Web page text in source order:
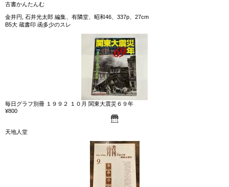
古書かんたんむ
金井円, 石井光太郎 編集、有隣堂、昭和46、337p、27cm
B5大 蔵書印 函多少のスレ
毎日グラフ別冊 １９９２ １０月 関東大震災６９年
¥800
天地人堂